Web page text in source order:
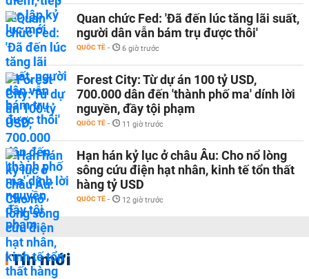
Quan chức Fed: 'Đã đến lúc tăng lãi suất,
người dân vẫn bám trụ được thôi'
QUỐC TẾ - 6 giờ trước
Forest City: Từ dự án 100 tỷ USD,
700.000 dân đến 'thành phố ma' dính lời
nguyền, đầy tội phạm
QUỐC TẾ - 11 giờ trước
Hạn hán kỷ lục ở châu Âu: Cho nổ lòng
sông cứu điện hạt nhân, kinh tế tổn thất
hàng tỷ USD
QUỐC TẾ - 12 giờ trước
Tin mới